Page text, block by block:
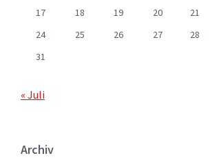
17
18 19 20 21
24
25 26 27 28
31
« Juli
Archiv